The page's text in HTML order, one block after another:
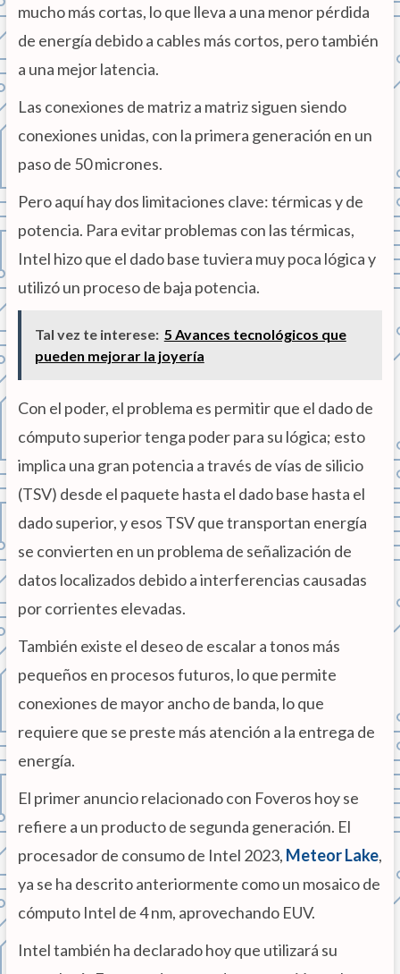
mucho más cortas, lo que lleva a una menor pérdida
de energía debido a cables más cortos, pero también
a una mejor latencia.
Las conexiones de matriz a matriz siguen siendo
conexiones unidas, con la primera generación en un
paso de 50 micrones.
Pero aquí hay dos limitaciones clave: térmicas y de
potencia. Para evitar problemas con las térmicas,
Intel hizo que el dado base tuviera muy poca lógica y
utilizó un proceso de baja potencia.
Tal vez te interese: 5 Avances tecnológicos que
pueden mejorar la joyería
Con el poder, el problema es permitir que el dado de
cómputo superior tenga poder para su lógica; esto
implica una gran potencia a través de vías de silicio
(TSV) desde el paquete hasta el dado base hasta el
dado superior, y esos TSV que transportan energía
se convierten en un problema de señalización de
datos localizados debido a interferencias causadas
por corrientes elevadas.
También existe el deseo de escalar a tonos más
pequeños en procesos futuros, lo que permite
conexiones de mayor ancho de banda, lo que
requiere que se preste más atención a la entrega de
energía.
El primer anuncio relacionado con Foveros hoy se
refiere a un producto de segunda generación. El
procesador de consumo de Intel 2023, Meteor Lake,
ya se ha descrito anteriormente como un mosaico de
cómputo Intel de 4 nm, aprovechando EUV.
Intel también ha declarado hoy que utilizará su